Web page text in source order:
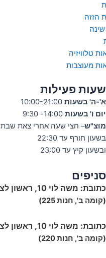
הזזה
טלוויזיה
מעוצבות
שעות פעילות
א'-ה' בשעות
יום ו' בשעות
מוצ"ש– חצי שעה אחרי צאת שבת
בשעון חורף עד 22:30
ובשעון קיץ עד 23:00
סניפים
כתובת: משה לוי 10, ראשון לציון
(קומה ב', חנות 225)
כתובת: משה לוי 10, ראשון לציון
(קומה ב', חנות 220)